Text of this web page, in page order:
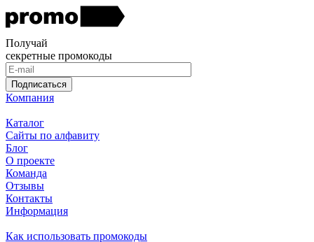
Получай
секретные промокоды
Подписаться
Компания
Каталог
Сайты по алфавиту
Блог
О проекте
Команда
Отзывы
Контакты
Информация
Как использовать промокоды